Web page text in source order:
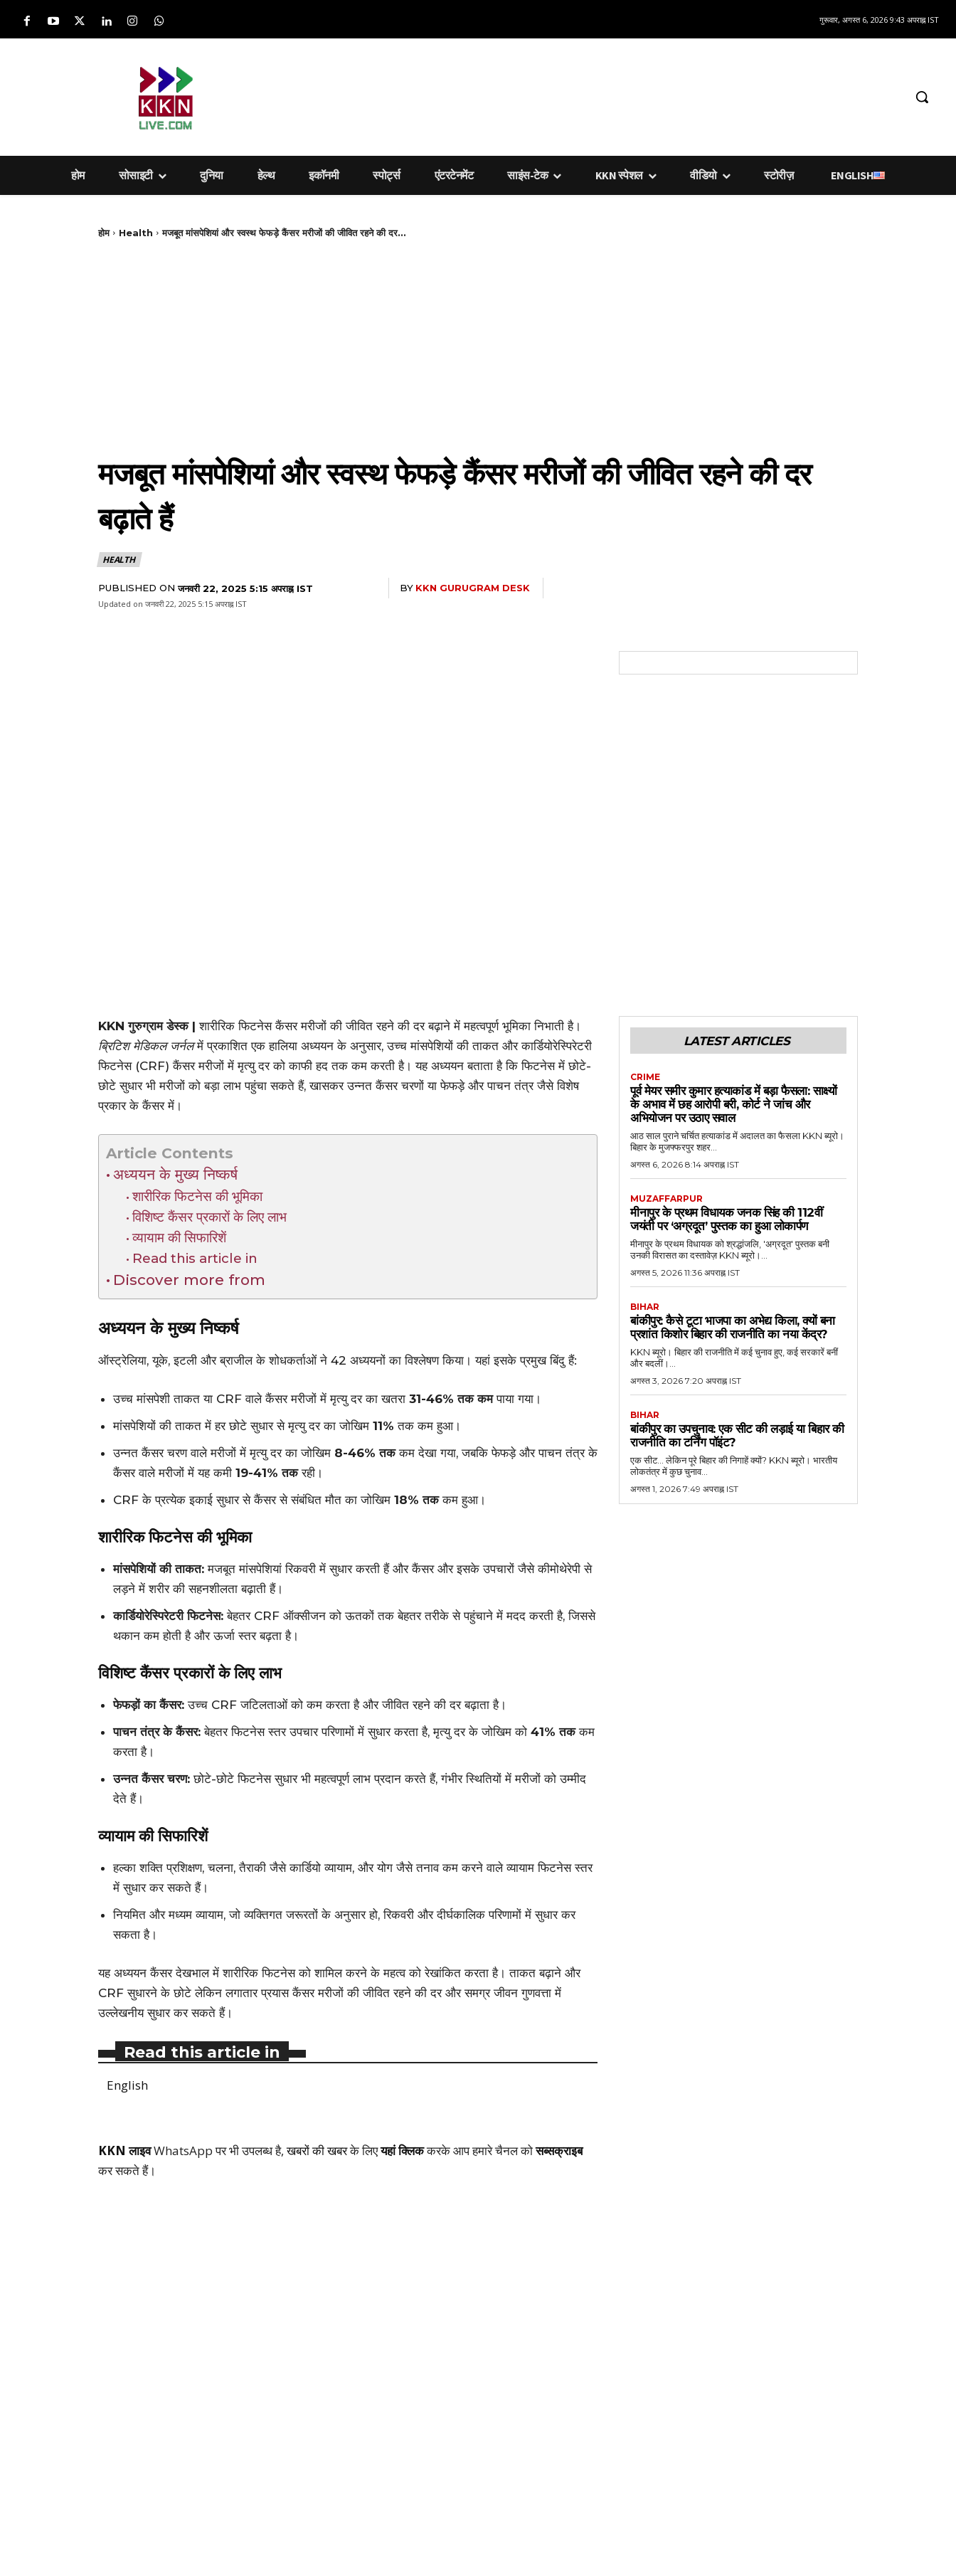
गुरूवार, अगस्त 6, 2026 9:43 अपराह्न IST
होम सोसाइटी दुनिया हेल्‍थ इकॉनमी स्पोर्ट्स एंटरटेनमेंट साइंस-टेक KKN स्पेशल वीडियो स्टोरीज़ ENGLISH
होम Health मजबूत मांसपेशियां और स्वस्थ फेफड़े कैंसर मरीजों की जीवित रहने की दर...
मजबूत मांसपेशियां और स्वस्थ फेफड़े कैंसर मरीजों की जीवित रहने की दर
बढ़ाते हैं
HEALTH
PUBLISHED ON जनवरी 22, 2025 5:15 अपराह्न IST BY KKN GURUGRAM DESK
Updated on जनवरी 22, 2025 5:15 अपराह्न IST
KKN गुरुग्राम डेस्क | शारीरिक फिटनेस कैंसर मरीजों की जीवित रहने की दर बढ़ाने में महत्वपूर्ण भूमिका निभाती है।
ब्रिटिश मेडिकल जर्नलमें प्रकाशित एक हालिया अध्ययन के अनुसार, उच्च मांसपेशियों की ताकत और कार्डियोरेस्पिरेटरी
फिटनेस (CRF) कैंसर मरीजों में मृत्यु दर को काफी हद तक कम करती है। यह अध्ययन बताता है कि फिटनेस में छोटे-
छोटे सुधार भी मरीजों को बड़ा लाभ पहुंचा सकते हैं, खासकर उन्नत कैंसर चरणों या फेफड़े और पाचन तंत्र जैसे विशेष
प्रकार के कैंसर में।
Article Contents
अध्ययन के मुख्य निष्कर्ष
शारीरिक फिटनेस की भूमिका
विशिष्ट कैंसर प्रकारों के लिए लाभ
व्यायाम की सिफारिशें
Read this article in
Discover more from
अध्ययन के मुख्य निष्कर्ष
ऑस्ट्रेलिया, यूके, इटली और ब्राजील के शोधकर्ताओं ने 42 अध्ययनों का विश्लेषण किया। यहां इसके प्रमुख बिंदु हैं:
उच्च मांसपेशी ताकत या CRF वाले कैंसर मरीजों में मृत्यु दर का खतरा 31-46% तक कमपाया गया।
मांसपेशियों की ताकत में हर छोटे सुधार से मृत्यु दर का जोखिम 11% तक कम हुआ।
उन्नत कैंसर चरण वाले मरीजों में मृत्यु दर का जोखिम 8-46% तककम देखा गया, जबकि फेफड़े और पाचन तंत्र के
कैंसर वाले मरीजों में यह कमी 19-41% तकरही।
CRF के प्रत्येक इकाई सुधार से कैंसर से संबंधित मौत का जोखिम 18% तककम हुआ।
शारीरिक फिटनेस की भूमिका
मांसपेशियों की ताकत: मजबूत मांसपेशियां रिकवरी में सुधार करती हैं और कैंसर और इसके उपचारों जैसे कीमोथेरेपी से
लड़ने में शरीर की सहनशीलता बढ़ाती हैं।
कार्डियोरेस्पिरेटरी फिटनेस: बेहतर CRF ऑक्सीजन को ऊतकों तक बेहतर तरीके से पहुंचाने में मदद करती है, जिससे
थकान कम होती है और ऊर्जा स्तर बढ़ता है।
विशिष्ट कैंसर प्रकारों के लिए लाभ
फेफड़ों का कैंसर: उच्च CRF जटिलताओं को कम करता है और जीवित रहने की दर बढ़ाता है।
पाचन तंत्र के कैंसर: बेहतर फिटनेस स्तर उपचार परिणामों में सुधार करता है, मृत्यु दर के जोखिम को 41% तककम
करता है।
उन्नत कैंसर चरण: छोटे-छोटे फिटनेस सुधार भी महत्वपूर्ण लाभ प्रदान करते हैं, गंभीर स्थितियों में मरीजों को उम्मीद
देते हैं।
व्यायाम की सिफारिशें
हल्का शक्ति प्रशिक्षण, चलना, तैराकी जैसे कार्डियो व्यायाम, और योग जैसे तनाव कम करने वाले व्यायाम फिटनेस स्तर
में सुधार कर सकते हैं।
नियमित और मध्यम व्यायाम, जो व्यक्तिगत जरूरतों के अनुसार हो, रिकवरी और दीर्घकालिक परिणामों में सुधार कर
सकता है।
यह अध्ययन कैंसर देखभाल में शारीरिक फिटनेस को शामिल करने के महत्व को रेखांकित करता है। ताकत बढ़ाने और
CRF सुधारने के छोटे लेकिन लगातार प्रयास कैंसर मरीजों की जीवित रहने की दर और समग्र जीवन गुणवत्ता में
उल्लेखनीय सुधार कर सकते हैं।
Read this article in
English
KKN लाइवWhatsApp पर भी उपलब्ध है,खबरों की खबरके लिएयहां क्लिककरके आप हमारे चैनल कोसब्सक्राइब
कर सकते हैं।
LATEST ARTICLES
CRIME
पूर्व मेयर समीर कुमार हत्याकांड में बड़ा फैसला: साक्ष्यों
के अभाव में छह आरोपी बरी, कोर्ट ने जांच और
अभियोजन पर उठाए सवाल
आठ साल पुराने चर्चित हत्याकांड में अदालत का फैसला KKN ब्यूरो।
बिहार के मुजफ्फरपुर शहर...
अगस्त 6, 2026 8:14 अपराह्न IST
MUZAFFARPUR
मीनापुर के प्रथम विधायक जनक सिंह की 112वीं
जयंती पर ‘अग्रदूत’ पुस्तक का हुआ लोकार्पण
मीनापुर के प्रथम विधायक को श्रद्धांजलि, 'अग्रदूत' पुस्तक बनी
उनकी विरासत का दस्तावेज़ KKN ब्यूरो।...
अगस्त 5, 2026 11:36 अपराह्न IST
BIHAR
बांकीपुर: कैसे टूटा भाजपा का अभेद्य किला, क्यों बना
प्रशांत किशोर बिहार की राजनीति का नया केंद्र?
KKN ब्यूरो। बिहार की राजनीति में कई चुनाव हुए, कई सरकारें बनीं
और बदलीं।...
अगस्त 3, 2026 7:20 अपराह्न IST
BIHAR
बांकीपुर का उपचुनाव: एक सीट की लड़ाई या बिहार की
राजनीति का टर्निंग पॉइंट?
एक सीट... लेकिन पूरे बिहार की निगाहें क्यों? KKN ब्यूरो। भारतीय
लोकतंत्र में कुछ चुनाव...
अगस्त 1, 2026 7:49 अपराह्न IST